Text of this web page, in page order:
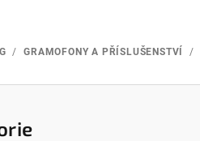
/ GRAMOFONY A PŘÍSLUŠENSTVÍ /